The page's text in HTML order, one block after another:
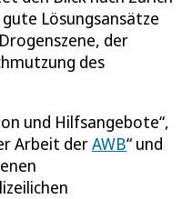
Lösungsansätze
der
des
und Hilfsangebote“,
Arbeit derAWB“ und